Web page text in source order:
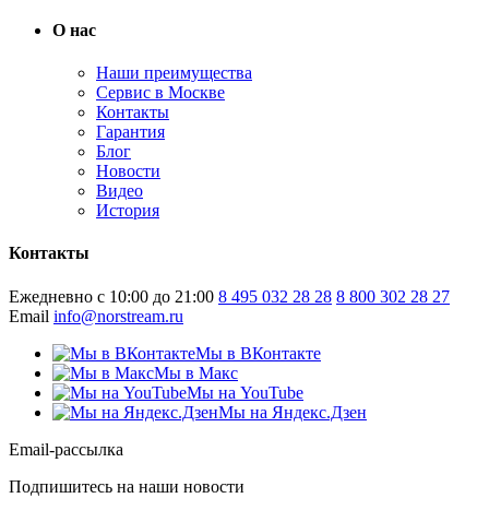
О нас
Наши преимущества
Сервис в Москве
Контакты
Гарантия
Блог
Новости
Видео
История
Контакты
Ежедневно с 10:00 до 21:00 8 495 032 28 28 8 800 302 28 27
Email info@norstream.ru
Мы в ВКонтакте
Мы в Макс
Мы на YouTube
Мы на Яндекс.Дзен
Email-рассылка
Подпишитесь на наши новости